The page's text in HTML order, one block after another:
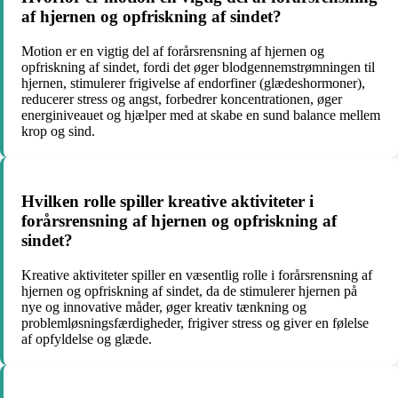
af hjernen og opfriskning af sindet?
Motion er en vigtig del af forårsrensning af hjernen og
opfriskning af sindet, fordi det øger blodgennemstrømningen til
hjernen, stimulerer frigivelse af endorfiner (glædeshormoner),
reducerer stress og angst, forbedrer koncentrationen, øger
energiniveauet og hjælper med at skabe en sund balance mellem
krop og sind.
Hvilken rolle spiller kreative aktiviteter i
forårsrensning af hjernen og opfriskning af
sindet?
Kreative aktiviteter spiller en væsentlig rolle i forårsrensning af
hjernen og opfriskning af sindet, da de stimulerer hjernen på
nye og innovative måder, øger kreativ tænkning og
problemløsningsfærdigheder, frigiver stress og giver en følelse
af opfyldelse og glæde.